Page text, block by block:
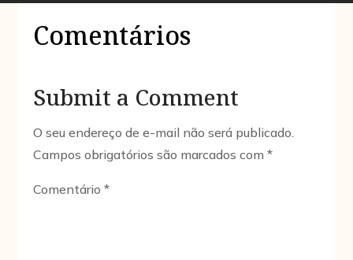
Comentários
Submit a Comment
O seu endereço de e-mail não será publicado.
Campos obrigatórios são marcados com*
Comentário*